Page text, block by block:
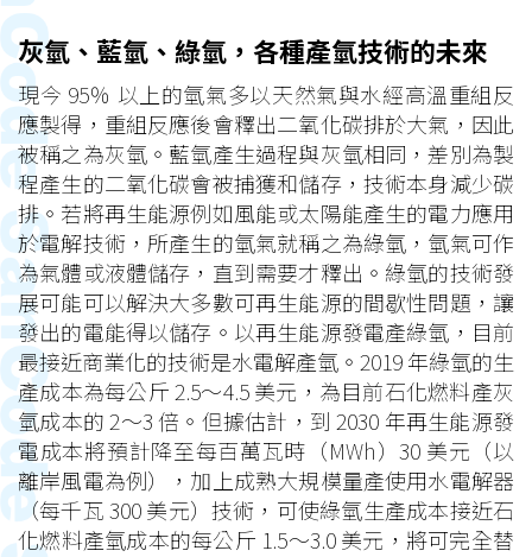
灰氫、藍氫、綠氫，各種產氫技術的未來
現今 95％ 以上的氫氣多以天然氣與水經高溫重組反
應製得，重組反應後會釋出二氧化碳排於大氣，因此
被稱之為灰氫。藍氫產生過程與灰氫相同，差別為製
程產生的二氧化碳會被捕獲和儲存，技術本身減少碳
排。若將再生能源例如風能或太陽能產生的電力應用
於電解技術，所產生的氫氣就稱之為綠氫，氫氣可作
為氣體或液體儲存，直到需要才釋出。綠氫的技術發
展可能可以解決大多數可再生能源的間歇性問題，讓
發出的電能得以儲存。以再生能源發電產綠氫，目前
最接近商業化的技術是水電解產氫。2019 年綠氫的生
產成本為每公斤 2.5～4.5 美元，為目前石化燃料產灰
氫成本的 2～3 倍。但據估計，到 2030 年再生能源發
電成本將預計降至每百萬瓦時（MWh）30 美元（以
離岸風電為例），加上成熟大規模量產使用水電解器
（每千瓦 300 美元）技術，可使綠氫生產成本接近石
化燃料產氫成本的每公斤 1.5～3.0 美元，將可完全替